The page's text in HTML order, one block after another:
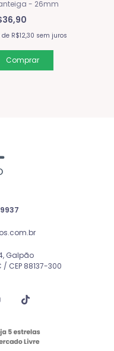
- 26mm
de R$12,30 sem juros
Galpão
CEP 88137-300